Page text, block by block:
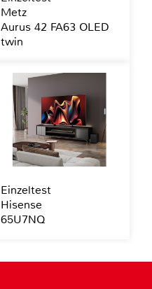
Metz
Aurus 42 FA63 OLED
twin
Einzeltest
Hisense
65U7NQ